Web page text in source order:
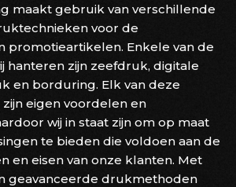
maakt gebruik van verschillende
voor de
promotieartikelen. Enkele van de
hanteren zijn zeefdruk, digitale
en borduring. Elk van deze
eigen voordelen en
wij in staat zijn om op maat
te bieden die voldoen aan de
en eisen van onze klanten. Met
geavanceerde drukmethoden